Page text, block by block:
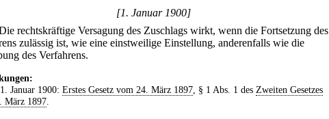
[1. Januar 1900]
rechtskräftige Versagung des Zuschlags wirkt, wenn die Fortsetzung des
zulässig ist, wie eine einstweilige Einstellung, anderenfalls wie die
des Verfahrens.
Januar 1900: Erstes Gesetz vom 24. März 1897, § 1 Abs. 1 des Zweiten Gesetzes
März 1897